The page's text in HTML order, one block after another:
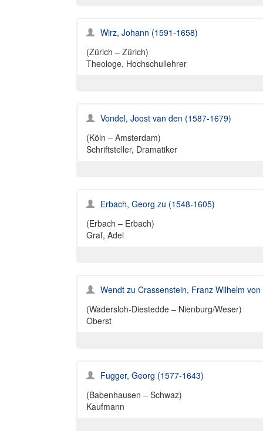
Wirz, Johann (1591-1658)
(Zürich – Zürich)
Theologe, Hochschullehrer
Vondel, Joost van den (1587-1679)
(Köln – Amsterdam)
Schriftsteller, Dramatiker
Erbach, Georg zu (1548-1605)
(Erbach – Erbach)
Graf, Adel
Wendt zu Crassenstein, Franz Wilhelm
(Wadersloh-Diestedde – Nienburg/Weser)
Oberst
Fugger, Georg (1577-1643)
(Babenhausen – Schwaz)
Kaufmann